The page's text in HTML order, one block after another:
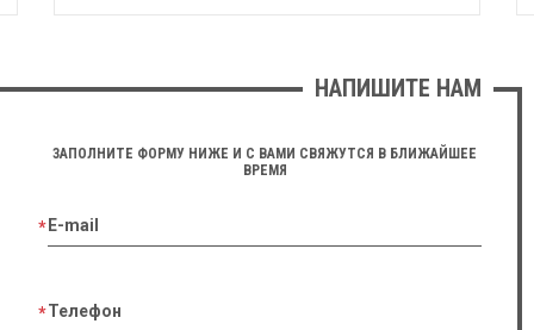
НАПИШИТЕ НАМ
ЗАПОЛНИТЕ ФОРМУ НИЖЕ И С ВАМИ СВЯЖУТСЯ В БЛИЖАЙШЕЕ
ВРЕМЯ
E-mail
Телефон